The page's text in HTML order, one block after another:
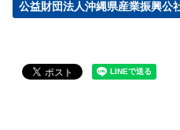
公益財団法人沖縄県産業振興公